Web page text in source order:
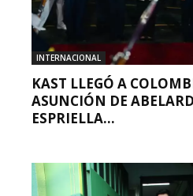
INTERNACIONAL
KAST LLEGÓ A
ASUNCIÓN DE
ESPRIELLA...